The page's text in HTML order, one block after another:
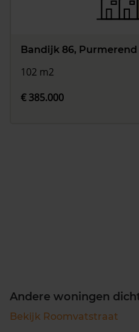
Bandijk 86, Purmerend
102 m2
€ 385.000
Andere woningen
Bekijk Roomvatstraat